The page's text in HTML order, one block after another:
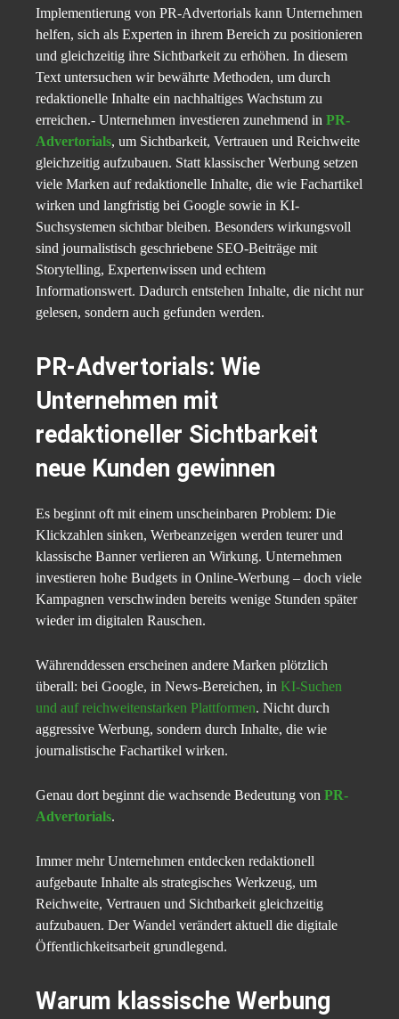
Implementierung von PR-Advertorials kann Unternehmen
helfen, sich als Experten in ihrem Bereich zu positionieren
und gleichzeitig ihre Sichtbarkeit zu erhöhen. In diesem
Text untersuchen wir bewährte Methoden, um durch
redaktionelle Inhalte ein nachhaltiges Wachstum zu
erreichen.- Unternehmen investieren zunehmend in PR-
Advertorials, um Sichtbarkeit, Vertrauen und Reichweite
gleichzeitig aufzubauen. Statt klassischer Werbung setzen
viele Marken auf redaktionelle Inhalte, die wie Fachartikel
wirken und langfristig bei Google sowie in KI-
Suchsystemen sichtbar bleiben. Besonders wirkungsvoll
sind journalistisch geschriebene SEO-Beiträge mit
Storytelling, Expertenwissen und echtem
Informationswert. Dadurch entstehen Inhalte, die nicht nur
gelesen, sondern auch gefunden werden.
PR-Advertorials: Wie
Unternehmen mit
redaktioneller Sichtbarkeit
neue Kunden gewinnen
Es beginnt oft mit einem unscheinbaren Problem: Die
Klickzahlen sinken, Werbeanzeigen werden teurer und
klassische Banner verlieren an Wirkung. Unternehmen
investieren hohe Budgets in Online-Werbung – doch viele
Kampagnen verschwinden bereits wenige Stunden später
wieder im digitalen Rauschen.
Währenddessen erscheinen andere Marken plötzlich
überall: bei Google, in News-Bereichen, in KI-Suchen
und auf reichweitenstarken Plattformen. Nicht durch
aggressive Werbung, sondern durch Inhalte, die wie
journalistische Fachartikel wirken.
Genau dort beginnt die wachsende Bedeutung von PR-
Advertorials.
Immer mehr Unternehmen entdecken redaktionell
aufgebaute Inhalte als strategisches Werkzeug, um
Reichweite, Vertrauen und Sichtbarkeit gleichzeitig
aufzubauen. Der Wandel verändert aktuell die digitale
Öffentlichkeitsarbeit grundlegend.
Warum klassische Werbung